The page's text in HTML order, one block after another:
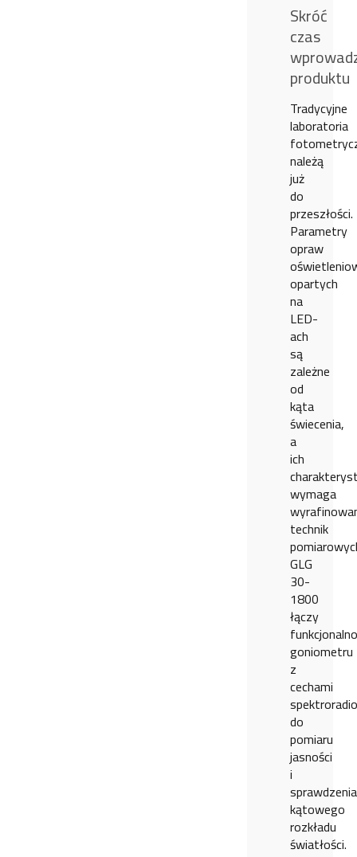
Skróć
czas
produktu
Tradycyjne
laboratoria
należą
już
do
przeszłości.
Parametry
opraw
opartych
na
LED-
ach
są
zależne
od
kąta
świecenia,
a
ich
wymaga
technik
GLG
30-
1800
łączy
goniometru
z
cechami
do
pomiaru
jasności
i
sprawdzenia
kątowego
rozkładu
światłości.